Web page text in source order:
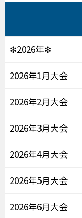
❇2026年❇
2026年1月大会
2026年2月大会
2026年3月大会
2026年4月大会
2026年5月大会
2026年6月大会